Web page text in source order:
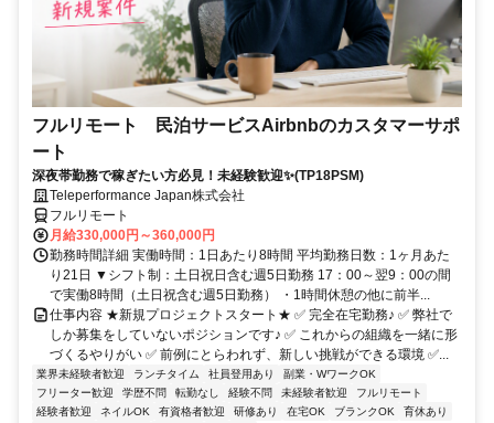
フルリモート 民泊サービスAirbnbのカスタマーサポ
ート
深夜帯勤務で稼ぎたい方必見！未経験歓迎✨(TP18PSM)
Teleperformance Japan株式会社
フルリモート
月給330,000円～360,000円
勤務時間詳細 実働時間：1日あたり8時間 平均勤務日数：1ヶ月あた
り21日 ▼シフト制：土日祝日含む週5日勤務 17：00～翌9：00の間
で実働8時間（土日祝含む週5日勤務） ・1時間休憩の他に前半...
仕事内容 ★新規プロジェクトスタート★ ✅ 完全在宅勤務♪ ✅ 弊社で
しか募集をしていないポジションです♪ ✅ これからの組織を一緒に形
づくるやりがい ✅ 前例にとらわれず、新しい挑戦ができる環境 ✅...
業界未経験者歓迎 ランチタイム 社員登用あり
副業・WワークOK
フリーター歓迎
学歴不問 転勤なし 経験不問 未経験者歓迎
フルリモート
経験者歓迎
ネイルOK 有資格者歓迎 研修あり 在宅OK ブランクOK
育休あり